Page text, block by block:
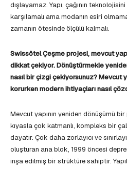
dışlayamaz. Yapı, çağının teknolojisini
karşılamalı ama modanın esiri
zamanın ötesinde ölçülü kalmalı.
Swissôtel Çeşme projesi, mevcut
dikkat çekiyor. Dönüştürmekle
nasıl bir çizgi çekiyorsunuz? Mevcut
korurken modern ihtiyaçları nasıl
Mevcut yapının yeniden dönüşümü
kıyasla çok katmanlı, kompleks bir
dayatır. Çok daha zorlayıcı ve
oluşturan ana blok, 1999 öncesi
inşa edilmiş bir strüktüre sahiptir.